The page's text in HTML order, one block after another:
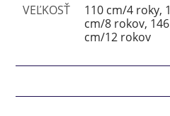
VEĽKOSŤ
110 cm/4 roky,
cm/8 rokov,
cm/12 rokov